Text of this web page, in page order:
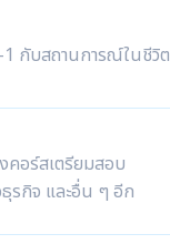
กับสถานการณ์ในชีวิต
คอร์สเตรียมสอบ
รกิจ และอื่น ๆ อีก